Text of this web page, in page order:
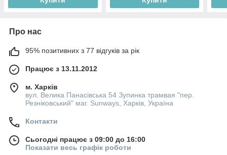
Про нас
95% позитивних з 77 відгуків за рік
Працює з 13.11.2012
м. Харків
вул. Велика Панасівська 54 Зупинка трамвая "пер.
Резніковський" маг. Sunways, Харків, Україна
Контакти
Сьогодні працює з 09:00 до 16:00
Показати весь графік роботи